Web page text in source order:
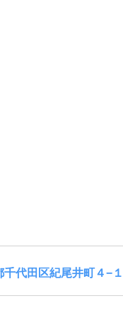
千代田区紀尾井町４−１